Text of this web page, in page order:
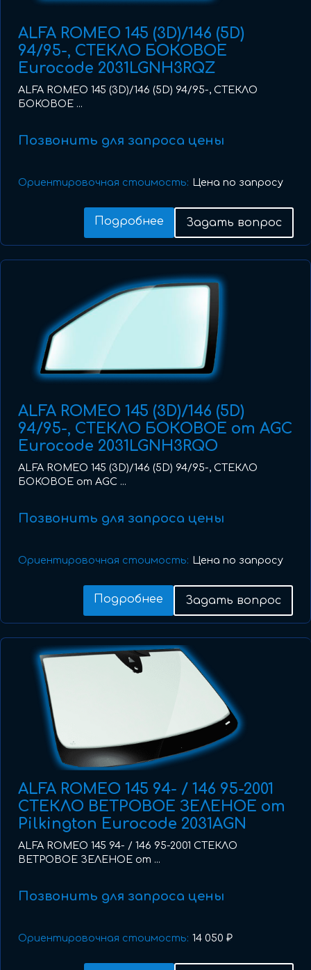
ALFA ROMEO 145 (3D)/146 (5D)
94/95-, СТЕКЛО БОКОВОЕ
Eurocode 2031LGNH3RQZ
ALFA ROMEO 145 (3D)/146 (5D) 94/95-, СТЕКЛО
БОКОВОЕ ...
Позвонить для запроса цены
Ориентировочная стоимость: Цена по запросу
Подробнее Задать вопрос
ALFA ROMEO 145 (3D)/146 (5D)
94/95-, СТЕКЛО БОКОВОЕ от AGC
Eurocode 2031LGNH3RQO
ALFA ROMEO 145 (3D)/146 (5D) 94/95-, СТЕКЛО
БОКОВОЕ от AGC ...
Позвонить для запроса цены
Ориентировочная стоимость: Цена по запросу
Подробнее Задать вопрос
ALFA ROMEO 145 94- / 146 95-2001
СТЕКЛО ВЕТРОВОЕ ЗЕЛЕНОЕ от
Pilkington Eurocode 2031AGN
ALFA ROMEO 145 94- / 146 95-2001 СТЕКЛО
ВЕТРОВОЕ ЗЕЛЕНОЕ от ...
Позвонить для запроса цены
Ориентировочная стоимость: 14 050 ₽